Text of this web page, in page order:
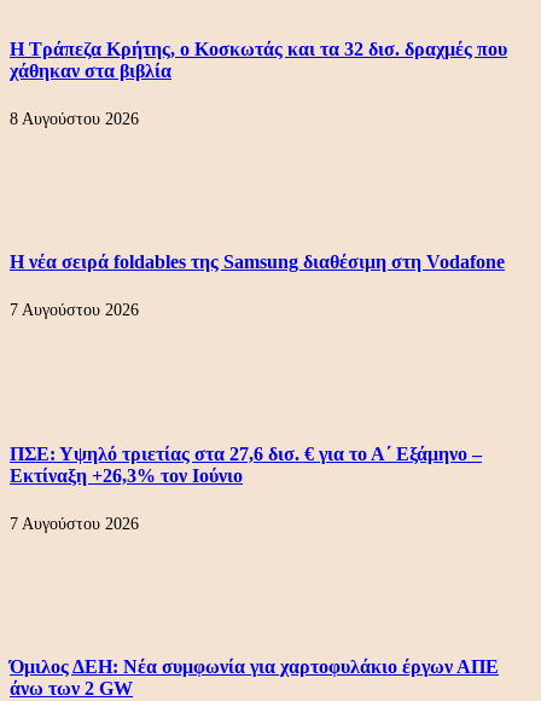
Η Τράπεζα Κρήτης, ο Κοσκωτάς και τα 32 δισ. δραχμές που
χάθηκαν στα βιβλία
8 Αυγούστου 2026
Η νέα σειρά foldables της Samsung διαθέσιμη στη Vodafone
7 Αυγούστου 2026
ΠΣΕ: Υψηλό τριετίας στα 27,6 δισ. € για το Α΄ Εξάμηνο –
Εκτίναξη +26,3% τον Ιούνιο
7 Αυγούστου 2026
Όμιλος ΔΕΗ: Νέα συμφωνία για χαρτοφυλάκιο έργων ΑΠΕ
άνω των 2 GW